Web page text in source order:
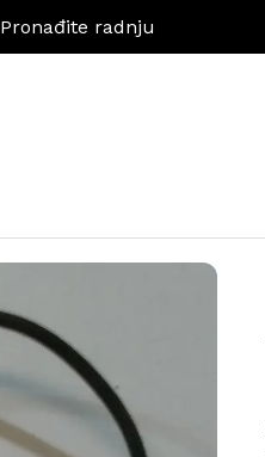
Pronađite radnju